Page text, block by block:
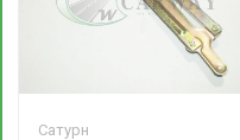
Сатурн